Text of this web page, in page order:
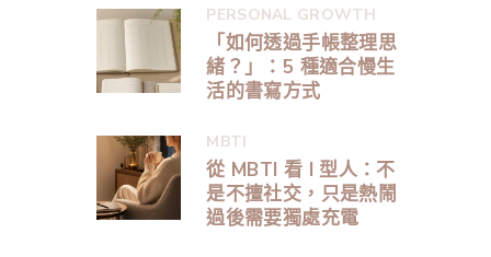
PERSONAL GROWTH
「如何透過手帳整理思
緒？」：5 種適合慢生
活的書寫方式
MBTI
從 MBTI 看 I 型人：不
是不擅社交，只是熱鬧
過後需要獨處充電